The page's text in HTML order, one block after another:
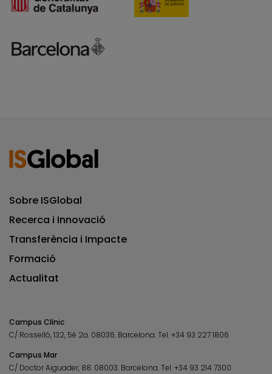
Sobre ISGlobal
Recerca i Innovació
Transferència i Impacte
Formació
Actualitat
Campus Clínic
C/ Rosselló, 132, 5è 2a. 08036. Barcelona.Tel.+34 93 227 1806
Campus Mar
C/ Doctor Aiguader, 88. 08003. Barcelona.Tel.+34 93 214 7300